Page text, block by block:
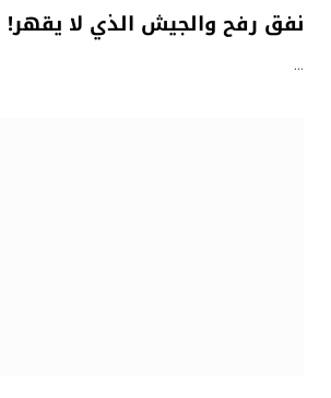
نفق رفح والجيش الذي لا يقهر!
…